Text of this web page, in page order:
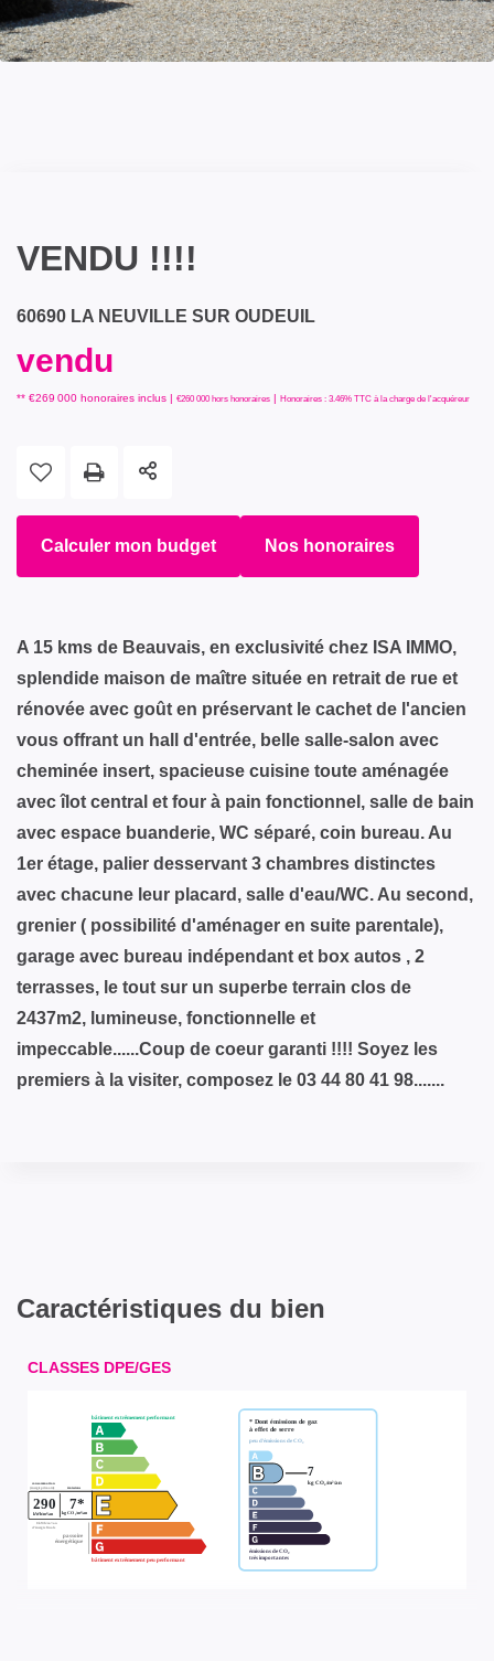
VENDU !!!!
60690 LA NEUVILLE SUR OUDEUIL
vendu
** €269 000 honoraires inclus | €260 000 hors honoraires | Honoraires : 3.46% TTC à la charge de l'acquéreur
Calculer mon budget Nos honoraires
A 15 kms de Beauvais, en exclusivité chez ISA IMMO,
splendide maison de maître située en retrait de rue et
rénovée avec goût en préservant le cachet de l'ancien
vous offrant un hall d'entrée, belle salle-salon avec
cheminée insert, spacieuse cuisine toute aménagée
avec îlot central et four à pain fonctionnel, salle de bain
avec espace buanderie, WC séparé, coin bureau. Au
1er étage, palier desservant 3 chambres distinctes
avec chacune leur placard, salle d'eau/WC. Au second,
grenier ( possibilité d'aménager en suite parentale),
garage avec bureau indépendant et box autos , 2
terrasses, le tout sur un superbe terrain clos de
2437m2, lumineuse, fonctionnelle et
impeccable......Coup de coeur garanti !!!! Soyez les
premiers à la visiter, composez le 03 44 80 41 98.......
Caractéristiques du bien
CLASSES DPE/GES